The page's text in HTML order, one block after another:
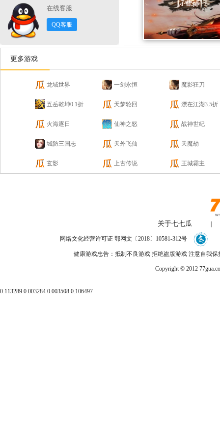
在线客服
QQ客服
更多游戏
龙域世界 一剑永恒 魔影狂刀
五岳乾坤0.1折 天梦轮回 漂在江湖3.5折
火海逐日 仙神之怒 战神世纪
城防三国志 天外飞仙 天魔劫
玄影 上古传说 王城霸主
关于七七瓜
网络文化经营许可证 鄂网文〔2018〕10581-312号
健康游戏忠告：抵制不良游戏 拒绝盗版游戏 注意自我
Copyright © 2012
0.113289 0.003284 0.003508 0.106497